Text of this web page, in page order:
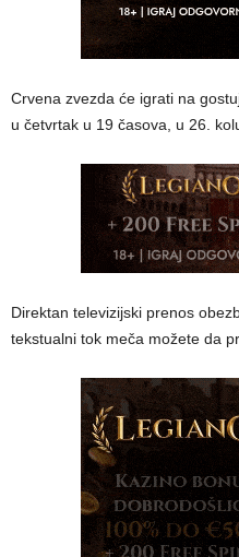
Crvena zvezda će igrati na
u četvrtak u 19 časova, u 26.
Direktan televizijski prenos
tekstualni tok meča možete da